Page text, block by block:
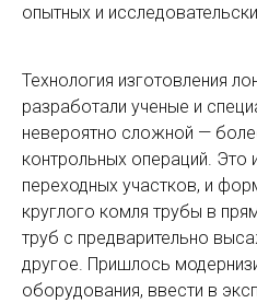
опытных и
Технология изготовления
разработали ученые и
невероятно сложной —
контрольных операций. Это
переходных участков, и
круглого комля трубы в
труб с предварительно
другое. Пришлось
оборудования, ввести в